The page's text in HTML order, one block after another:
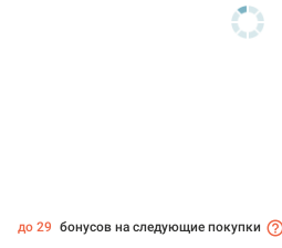
до 29 бонусов на следующие покупки